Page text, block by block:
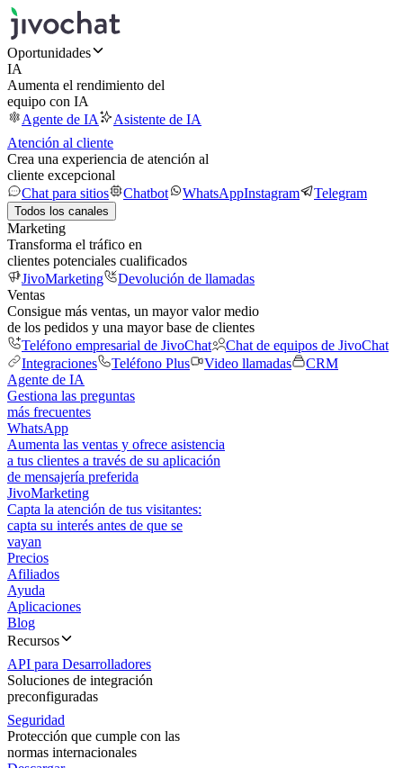
Oportunidades
IA
Aumenta el rendimiento del
equipo con IA
Agente de IA
Asistente de IA
Atención al cliente
Crea una experiencia de atención al
cliente excepcional
Chat para sitios
Chatbot WhatsAppInstagram Telegram
Todos los canales
Marketing
Transforma el tráfico en
clientes potenciales cualificados
JivoMarketing
Devolución de llamadas
Ventas
Consigue más ventas, un mayor valor medio
de los pedidos y una mayor base de clientes
Teléfono empresarial de JivoChat
Chat de equipos de JivoChat
Integraciones
Teléfono Plus Video llamadas
CRM
Agente de IA
Gestiona las preguntas
más frecuentes
WhatsApp
Aumenta las ventas y ofrece asistencia
a tus clientes a través de su aplicación
de mensajería preferida
JivoMarketing
Capta la atención de tus visitantes:
capta su interés antes de que se
vayan
Precios
Afiliados
Ayuda
Aplicaciones
Blog
Recursos
API para Desarrolladores
Soluciones de integración
preconfiguradas
Seguridad
Protección que cumple con las
normas internacionales